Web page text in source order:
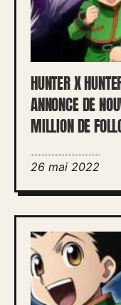
HUNTER X
ANNONCE DE
MILLION DE
26 mai 2022